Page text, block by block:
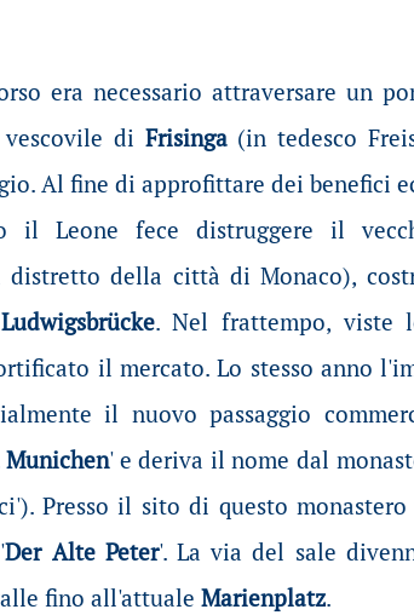
era necessario attraversare un
di Frisinga(in tedesco
Al fine di approfittare dei benefici
il Leone fece distruggere il
della città di Monaco),
Ludwigsbrücke. Nel frattempo, viste
il mercato. Lo stesso anno
il nuovo passaggio
Munichen' e deriva il nome dal
Presso il sito di questo
Der Alte Peter'. La via del sale
fino all'attuale Marienplatz.